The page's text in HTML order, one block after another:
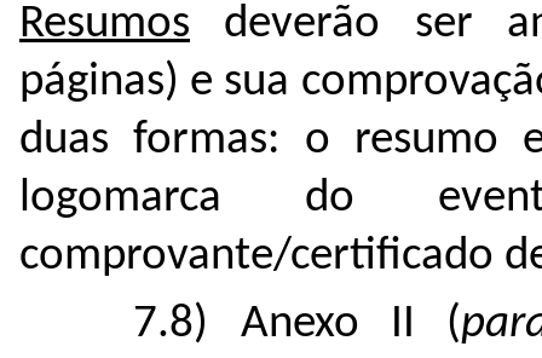
Resumos deverão ser
páginas) e sua
duas formas: o resumo
logomarca do
comprovante/certificado
7.8) Anexo II (